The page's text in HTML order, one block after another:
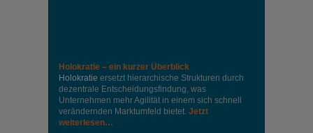
Holokratie – ein kurzer Überblick
Holokratie ersetzt hierarchische Strukturen durch
dezentrale Entscheidungsfindung, was
Unternehmen mehr Agilität in einem sich schnell
verändernden Marktumfeld bietet. Jetzt
weiterlesen…